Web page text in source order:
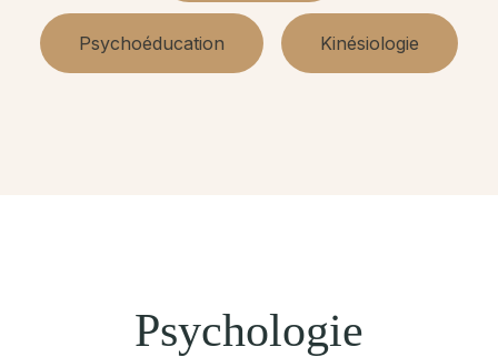
Psychoéducation Kinésiologie
Psychologie